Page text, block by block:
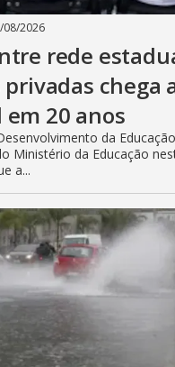
08/2026
rede
privadas chega
20 anos
da
Ministério da Educação
a...